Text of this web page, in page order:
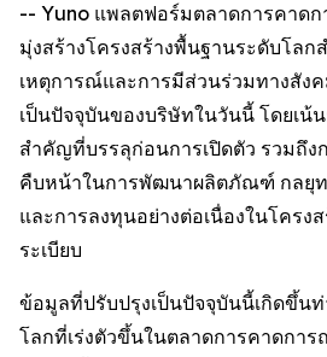
-- Yuno แพลตฟอร์มตลาดการคาดก
มุ่งสร้างโครงสร้างพื้นฐานระดับโล
เหตุการณ์และการมีส่วนร่วมทางสัง
เป็นปัจจุบันของบริษัทในวันนี้ โดยเน้
สำคัญที่บรรลุก่อนการเปิดตัว รวมถึง
คืบหน้าในการพัฒนาผลิตภัณฑ์ กลยุท
และการลงทุนอย่างต่อเนื่องในโครง
ระเบียบ
ข้อมูลที่ปรับปรุงเป็นปัจจุบันนี้เกิดขึ้น
โลกที่เร่งตัวขึ้นในตลาดการคาดกา